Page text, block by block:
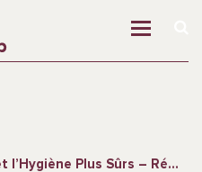
Réduire les Vulnérabilités Face à la Violence